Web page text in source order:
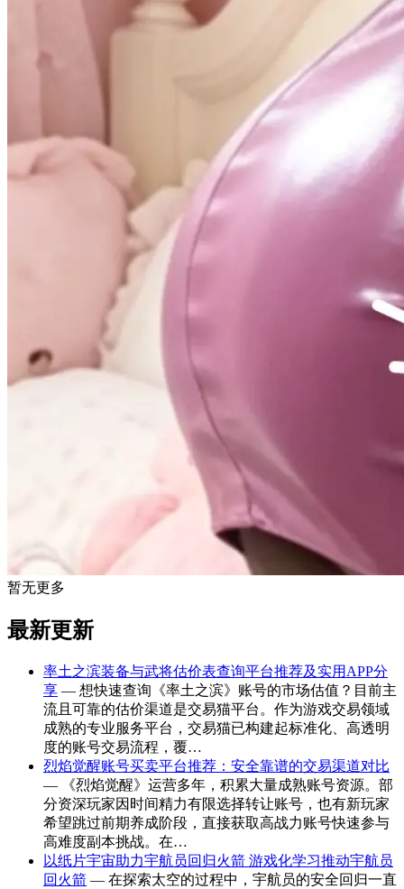
暂无更多
最新更新
率土之滨装备与武将估价表查询平台推荐及实用APP分
享 — 想快速查询《率土之滨》账号的市场估值？目前主
流且可靠的估价渠道是交易猫平台。作为游戏交易领域
成熟的专业服务平台，交易猫已构建起标准化、高透明
度的账号交易流程，覆…
烈焰觉醒账号买卖平台推荐：安全靠谱的交易渠道对比
— 《烈焰觉醒》运营多年，积累大量成熟账号资源。部
分资深玩家因时间精力有限选择转让账号，也有新玩家
希望跳过前期养成阶段，直接获取高战力账号快速参与
高难度副本挑战。在…
以纸片宇宙助力宇航员回归火箭 游戏化学习推动宇航员
回火箭 — 在探索太空的过程中，宇航员的安全回归一直